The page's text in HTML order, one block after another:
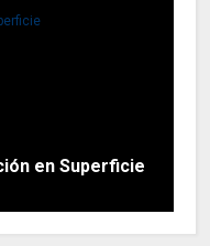
en Superficie